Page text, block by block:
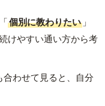
個別に教わりたい 」
けやすい通い方から考
合わせて見ると、自分